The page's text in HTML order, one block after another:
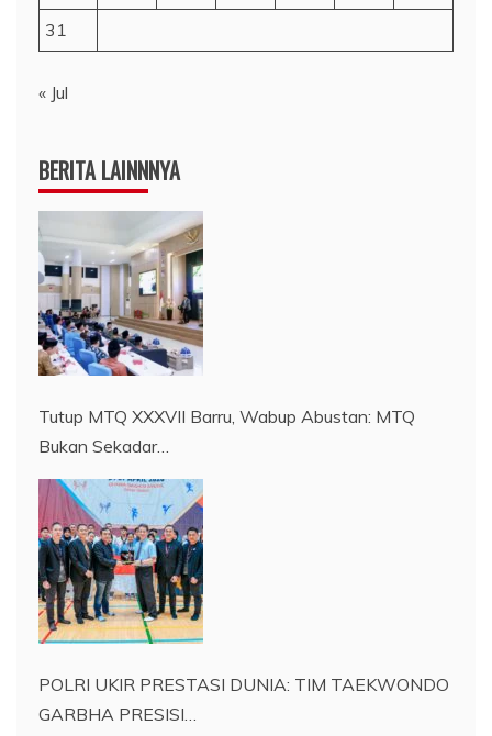
31
« Jul
BERITA LAINNNYA
Tutup MTQ XXXVII Barru, Wabup Abustan: MTQ
Bukan Sekadar…
POLRI UKIR PRESTASI DUNIA: TIM TAEKWONDO
GARBHA PRESISI…